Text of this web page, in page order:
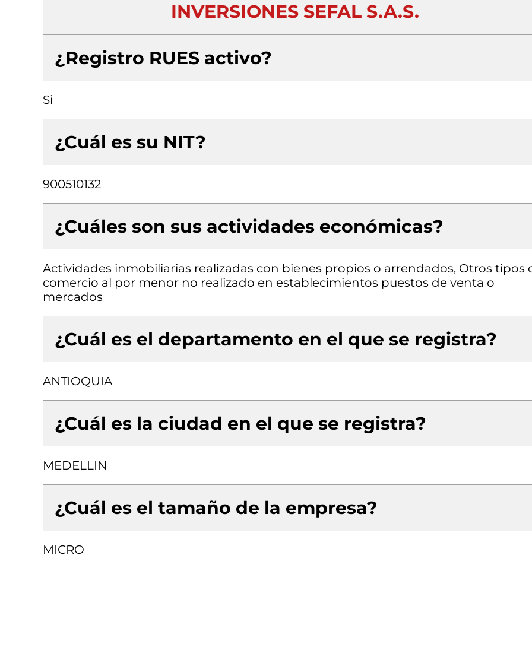
INVERSIONES SEFAL S.A.S.
¿Registro RUES activo?
Si
¿Cuál es su NIT?
900510132
¿Cuáles son sus actividades económicas?
Actividades inmobiliarias realizadas con bienes propios o arrendados, Otros tipos
comercio al por menor no realizado en establecimientos puestos de venta o
mercados
¿Cuál es el departamento en el que se registra?
ANTIOQUIA
¿Cuál es la ciudad en el que se registra?
MEDELLIN
¿Cuál es el tamaño de la empresa?
MICRO